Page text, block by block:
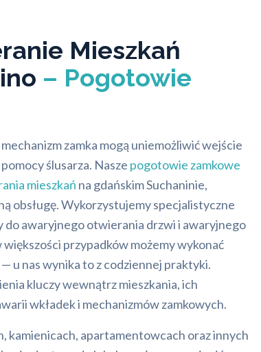
Mieszkań
– Pogotowie
zamka mogą uniemożliwić wejście
ślusarza. Nasze pogotowie zamkowe
mieszkań na gdańskim Suchaninie,
obsługę. Wykorzystujemy specjalistyczne
do awaryjnego otwierania drzwi i awaryjnego
przypadków możemy wykonać
u nas wynika to z codziennej praktyki.
kluczy wewnątrz mieszkania, ich
wkładek i mechanizmów zamkowych.
kamienicach, apartamentowcach oraz innych